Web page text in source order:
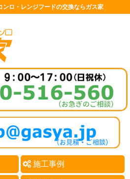
ンロ・レンジフードの交換ならガス家
施工事例